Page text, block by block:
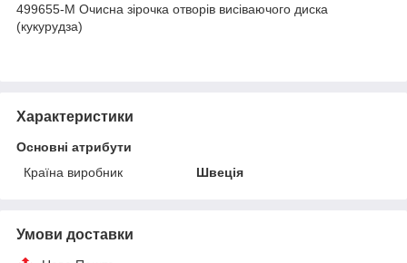
499655-M Очисна зірочка отворів висіваючого диска
(кукурудза)
Характеристики
Основні атрибути
Країна виробник
Швеція
Умови доставки